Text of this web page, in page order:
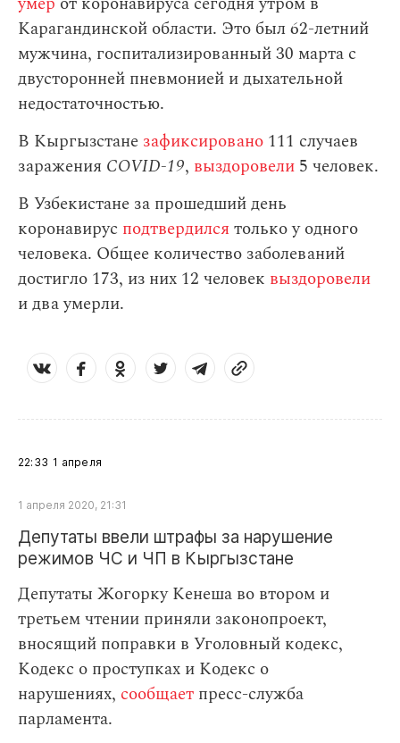
Карагандинской области. Это был 62-летний
мужчина, госпитализированный 30 марта с
двусторонней пневмонией и дыхательной
недостаточностью.
В Кыргызстане зафиксировано 111 случаев
заражения СOVID-19, выздоровели 5 человек.
В Узбекистане за прошедший день
коронавирус подтвердился только у одного
человека. Общее количество заболеваний
достигло 173, из них 12 человек выздоровели
и два умерли.
22:33 1 апреля
1 апреля 2020, 21:31
Депутаты ввели штрафы за нарушение
режимов ЧС и ЧП в Кыргызстане
Депутаты Жогорку Кенеша во втором и
третьем чтении приняли законопроект,
вносящий поправки в Уголовный кодекс,
Кодекс о проступках и Кодекс о
нарушениях, сообщает пресс-служба
парламента.